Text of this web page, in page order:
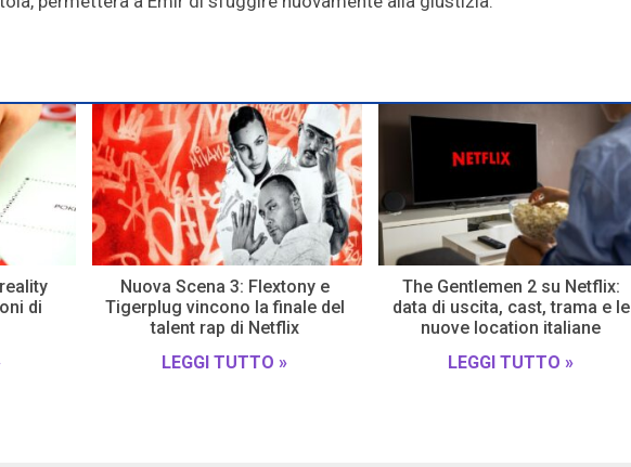
di
Nuova Scena 3: Flextony e
Tigerplug vincono la finale del
talent rap di Netflix
LEGGI TUTTO »
The Gentlemen 2 su Netflix:
data di uscita, cast, trama e le
nuove location italiane
LEGGI TUTTO »